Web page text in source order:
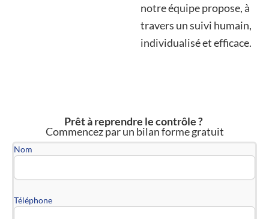
notre équipe propose, à
travers un suivi humain,
individualisé et efficace.
Prêt à reprendre le contrôle ?
Commencez par un bilan forme gratuit
Nom
Téléphone